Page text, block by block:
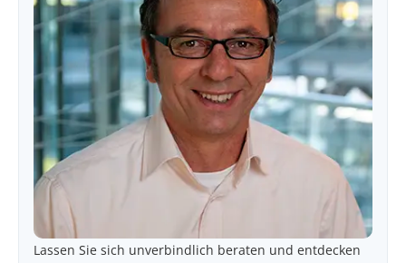
Lassen Sie sich unverbindlich beraten und entdecken